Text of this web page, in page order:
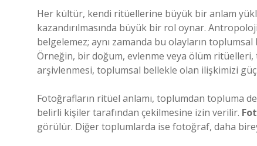
Her kültür, kendi ritüellerine büyük bir anlam
kazandırılmasında büyük bir rol oynar.
belgelemez; aynı zamanda bu olayların toplumsal
Örneğin, bir doğum, evlenme veya ölüm
arşivlenmesi, toplumsal bellekle olan ilişkimizi
Fotoğrafların ritüel anlamı, toplumdan topluma
belirli kişiler tarafından çekilmesine izin verilir.
görülür. Diğer toplumlarda ise fotoğraf, daha